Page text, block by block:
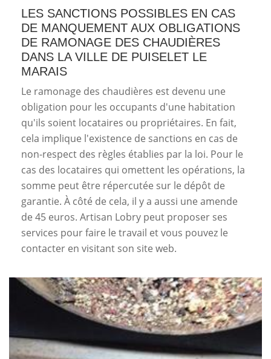
LES SANCTIONS POSSIBLES EN CAS
DE MANQUEMENT AUX OBLIGATIONS
DE RAMONAGE DES CHAUDIÈRES
DANS LA VILLE DE PUISELET LE
MARAIS
Le ramonage des chaudières est devenu une
obligation pour les occupants d'une habitation
qu'ils soient locataires ou propriétaires. En fait,
cela implique l'existence de sanctions en cas de
non-respect des règles établies par la loi. Pour le
cas des locataires qui omettent les opérations, la
somme peut être répercutée sur le dépôt de
garantie. À côté de cela, il y a aussi une amende
de 45 euros. Artisan Lobry peut proposer ses
services pour faire le travail et vous pouvez le
contacter en visitant son site web.